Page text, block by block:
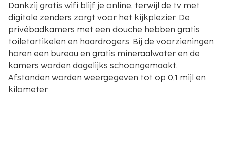
Dankzij gratis wifi blijf je online, terwijl de tv met
digitale zenders zorgt voor het kijkplezier. De
privébadkamers met een douche hebben gratis
toiletartikelen en haardrogers. Bij de voorzieningen
horen een bureau en gratis mineraalwater en de
kamers worden dagelijks schoongemaakt.
Afstanden worden weergegeven tot op 0,1 mijl en
kilometer.